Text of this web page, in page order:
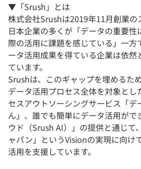
▼「Srush」とは
株式会社Srushは2019年11月創業の
日本企業の多くが「データの重要性
際の活用に課題を感じている」一方
ータ活用成果を得ている企業は依然
ています。
Srushは、このギャップを埋めるため
データ活用プロセス全体を対象とし
セスアウトソーシングサービス「デ
ん」、誰でも簡単にデータ活用がで
ウド（Srush AI）」の提供と通じて
ャパン」というVisionの実現に向け
活用を支援しています。